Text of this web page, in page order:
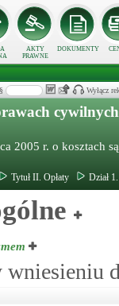
AKTY
PRAWNE
DOKUMENTY
Wyłącz
cywilnych
2005 r. o kosztach
Tytuł II. Opłaty Dział